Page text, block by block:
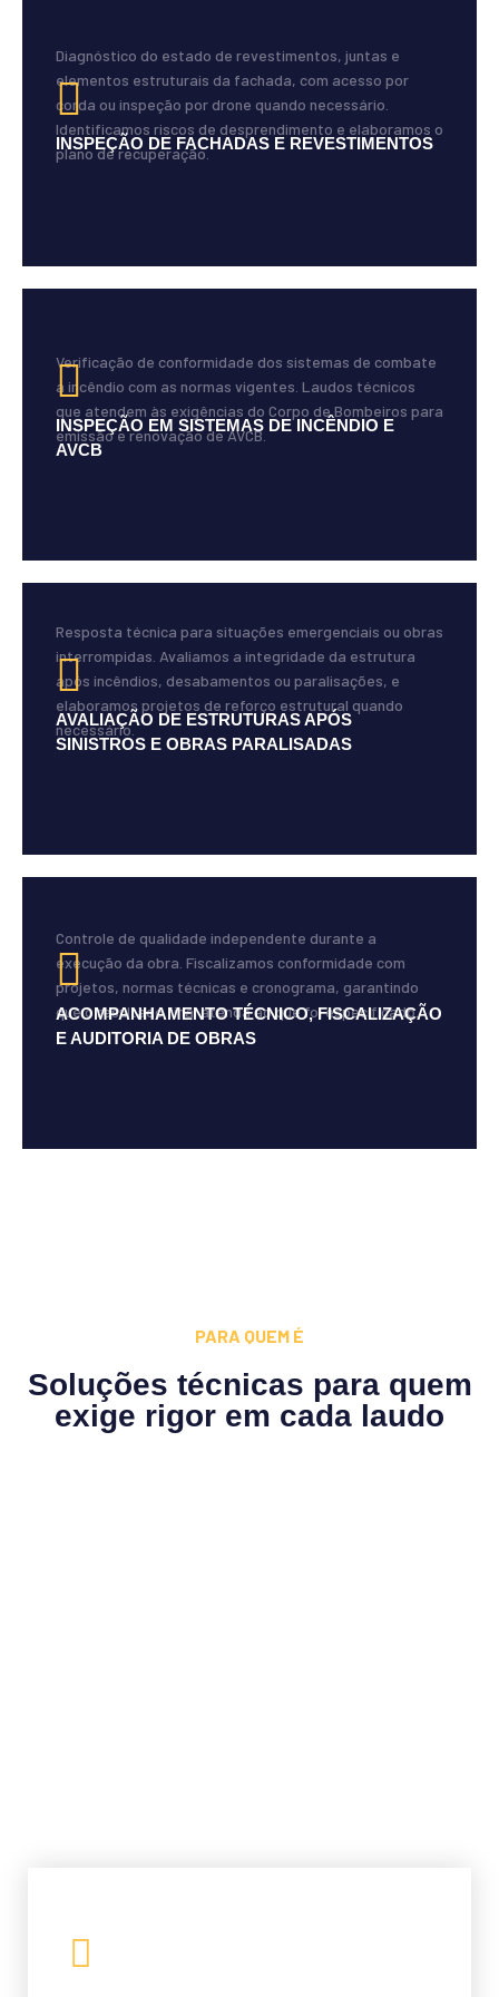
INSPEÇÃO DE FACHADAS E REVESTIMENTOS
Diagnóstico do estado de revestimentos, juntas e
elementos estruturais da fachada, com acesso por
corda ou inspeção por drone quando necessário.
Identificamos riscos de desprendimento e elaboramos o
plano de recuperação.
INSPEÇÃO EM SISTEMAS DE INCÊNDIO E
AVCB
Verificação de conformidade dos sistemas de combate
a incêndio com as normas vigentes. Laudos técnicos
que atendem às exigências do Corpo de Bombeiros para
emissão e renovação de AVCB.
AVALIAÇÃO DE ESTRUTURAS APÓS
SINISTROS E OBRAS PARALISADAS
Resposta técnica para situações emergenciais ou obras
interrompidas. Avaliamos a integridade da estrutura
após incêndios, desabamentos ou paralisações, e
elaboramos projetos de reforço estrutural quando
necessário.
ACOMPANHAMENTO TÉCNICO, FISCALIZAÇÃO
E AUDITORIA DE OBRAS
Controle de qualidade independente durante a
execução da obra. Fiscalizamos conformidade com
projetos, normas técnicas e cronograma, garantindo
que o resultado final atenda ao que foi especificado.
PARA QUEM É
Soluções técnicas para quem
exige rigor em cada laudo